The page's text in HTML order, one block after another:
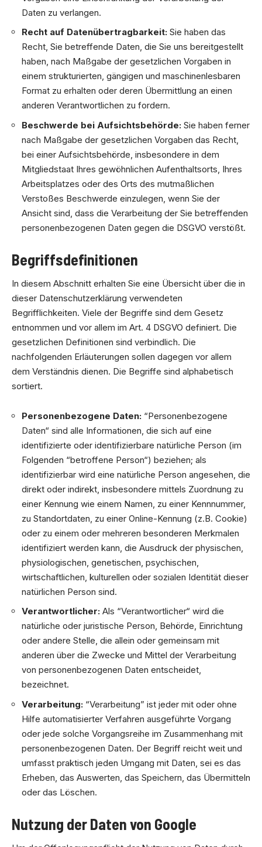
Daten zu verlangen.
Recht auf Datenübertragbarkeit: Sie haben das
Recht, Sie betreffende Daten, die Sie uns bereitgestellt
haben, nach Maßgabe der gesetzlichen Vorgaben in
einem strukturierten, gängigen und maschinenlesbaren
Format zu erhalten oder deren Übermittlung an einen
anderen Verantwortlichen zu fordern.
Beschwerde bei Aufsichtsbehörde: Sie haben ferner
nach Maßgabe der gesetzlichen Vorgaben das Recht,
bei einer Aufsichtsbehörde, insbesondere in dem
Mitgliedstaat Ihres gewöhnlichen Aufenthaltsorts, Ihres
Arbeitsplatzes oder des Orts des mutmaßlichen
Verstoßes Beschwerde einzulegen, wenn Sie der
Ansicht sind, dass die Verarbeitung der Sie betreffenden
personenbezogenen Daten gegen die DSGVO verstößt.
Begriffsdefinitionen
In diesem Abschnitt erhalten Sie eine Übersicht über die in
dieser Datenschutzerklärung verwendeten
Begrifflichkeiten. Viele der Begriffe sind dem Gesetz
entnommen und vor allem im Art. 4 DSGVO definiert. Die
gesetzlichen Definitionen sind verbindlich. Die
nachfolgenden Erläuterungen sollen dagegen vor allem
dem Verständnis dienen. Die Begriffe sind alphabetisch
sortiert.
Personenbezogene Daten: “Personenbezogene
Daten“ sind alle Informationen, die sich auf eine
identifizierte oder identifizierbare natürliche Person (im
Folgenden “betroffene Person“) beziehen; als
identifizierbar wird eine natürliche Person angesehen, die
direkt oder indirekt, insbesondere mittels Zuordnung zu
einer Kennung wie einem Namen, zu einer Kennnummer,
zu Standortdaten, zu einer Online-Kennung (z.B. Cookie)
oder zu einem oder mehreren besonderen Merkmalen
identifiziert werden kann, die Ausdruck der physischen,
physiologischen, genetischen, psychischen,
wirtschaftlichen, kulturellen oder sozialen Identität dieser
natürlichen Person sind.
Verantwortlicher: Als “Verantwortlicher“ wird die
natürliche oder juristische Person, Behörde, Einrichtung
oder andere Stelle, die allein oder gemeinsam mit
anderen über die Zwecke und Mittel der Verarbeitung
von personenbezogenen Daten entscheidet,
bezeichnet.
Verarbeitung: “Verarbeitung” ist jeder mit oder ohne
Hilfe automatisierter Verfahren ausgeführte Vorgang
oder jede solche Vorgangsreihe im Zusammenhang mit
personenbezogenen Daten. Der Begriff reicht weit und
umfasst praktisch jeden Umgang mit Daten, sei es das
Erheben, das Auswerten, das Speichern, das Übermitteln
oder das Löschen.
Nutzung der Daten von Google